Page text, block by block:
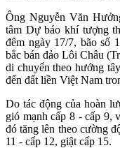
Ông Nguyễn Văn
tâm Dự báo khí tượng
đêm ngày 17/7, bão số
bắc bán đảo Lôi Châu
di chuyển theo hướng
đến đất liền Việt Nam
Do tác động của hoàn
gió mạnh cấp 8 - cấp 9,
đó tăng lên theo cường
11 - cấp 12, giật cấp 15.